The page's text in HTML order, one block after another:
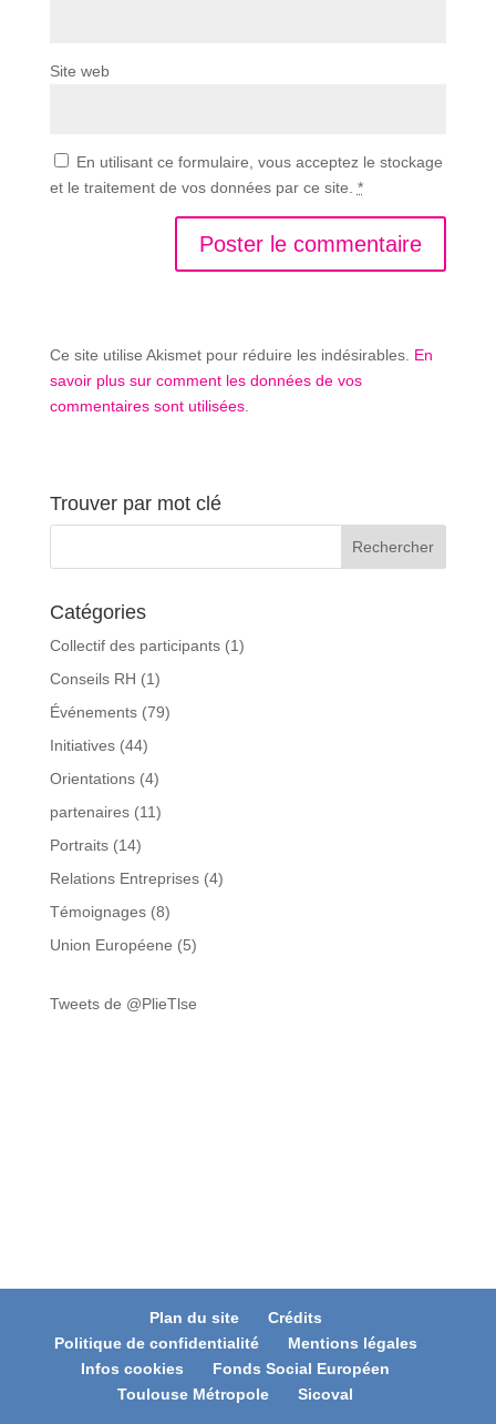
Site web
En utilisant ce formulaire, vous acceptez le stockage
et le traitement de vos données par ce site. *
Ce site utilise Akismet pour réduire les indésirables. En
savoir plus sur comment les données de vos
commentaires sont utilisées.
Trouver par mot clé
Catégories
Collectif des participants(1)
Conseils RH (1)
Événements(79)
Initiatives(44)
Orientations(4)
partenaires(11)
Portraits(14)
Relations Entreprises(4)
Témoignages(8)
Union Européene (5)
Tweets de @PlieTlse
Plan du site
Crédits
Politique de confidentialité
Mentions légales
Infos cookies
Fonds Social Européen
Toulouse Métropole
Sicoval